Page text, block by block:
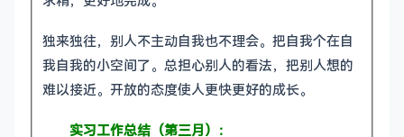
独来独往，别人不主动自我也不理会。把自我个在自
我自我的小空间了。总担心别人的看法，把别人想的
难以接近。开放的态度使人更快更好的成长。
实习工作总结（第三月）：